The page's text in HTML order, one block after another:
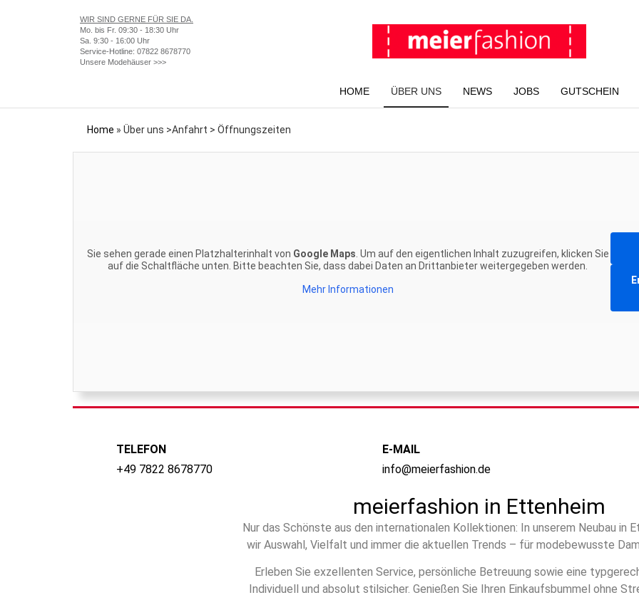
WIR SIND GERNE FÜR SIE DA.
Mo. bis Fr. 09:30 - 18:30 Uhr
Sa. 9:30 - 16:00 Uhr
Service-Hotline: 07822 8678770
Unsere Modehäuser >>>
HOME ÜBER UNS NEWS JOBS GUTSCHEIN
Home » Über uns >Anfahrt > Öffnungszeiten
Sie sehen gerade einen Platzhalterinhalt von Google Maps . Um auf den eigentlichen Inhalt zuzugreifen, klicken Sie
auf die Schaltfläche unten. Bitte beachten Sie, dass dabei Daten an Drittanbieter weitergegeben werden.
Mehr Informationen
TELEFON
+49 7822 8678770
E-MAIL
info@meierfashion.de
meierfashion in Ettenheim
Nur das Schönste aus den internationalen Kollektionen: In unserem Neubau in
wir Auswahl, Vielfalt und immer die aktuellen Trends – für modebewusste
Erleben Sie exzellenten Service, persönliche Betreuung sowie eine
Individuell und absolut stilsicher. Genießen Sie Ihren Einkaufsbummel ohne